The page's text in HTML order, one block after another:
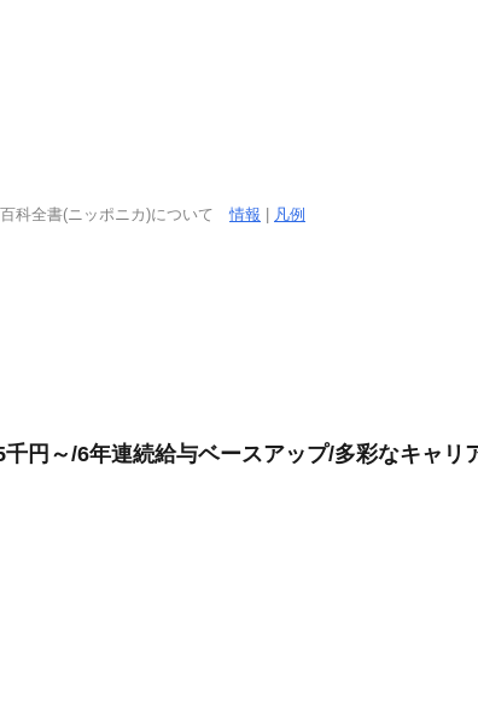
百科全書(ニッポニカ)について情報 | 凡例
円～/6年連続給与ベースアップ/多彩なキャリ